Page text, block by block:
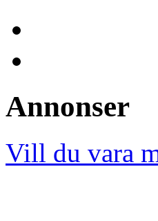
Annonser
Vill du vara